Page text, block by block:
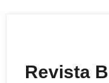
Revista